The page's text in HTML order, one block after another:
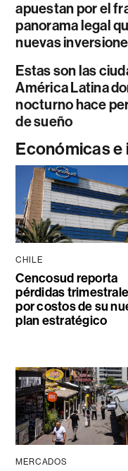
apuestan por el
panorama legal
nuevas
Estas son las
América Latina
nocturno hace
de sueño
Económicas
CHILE
Cencosud reporta
pérdidas
por costos de su
plan estratégico
MERCADOS